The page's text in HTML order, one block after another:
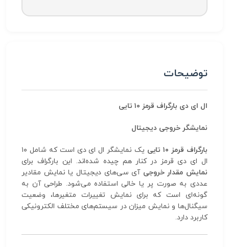
توضیحات
ال ای دی بارگراف قرمز ۱۰ تایی
نمایشگر خروجی دیجیتال
بارگراف قرمز ۱۰ تایی
یک نمایشگر ال ای دی است که شامل ۱۰
ال ای دی قرمز در کنار هم چیده شده‌اند. این بارگراف برای
نمایش مقدار خروجی آی سی‌های دیجیتال یا نمایش مقادیر
عددی به صورت پر یا خالی استفاده می‌شود. طراحی آن به
گونه‌ای است که برای نمایش تغییرات متغیرها، وضعیت
سیگنال‌ها و نمایش میزان در سیستم‌های مختلف الکترونیکی
کاربرد دارد.